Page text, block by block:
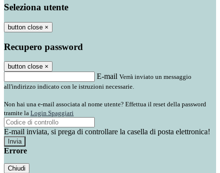
Seleziona utente
button close ×
Recupero password
button close ×
E-mail Verrà inviato un messaggio
all'indirizzo indicato con le istruzioni necessarie.
Non hai una e-mail associata al nome utente? Effettua il reset della password
tramite la Login Spaggiari
E-mail inviata, si prega di controllare la casella di posta elettronica!
Errore
Chiudi